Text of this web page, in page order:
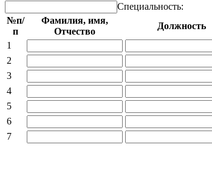
Специальность:
№п/
п
Фамилия, имя,
Отчество
Должность
1
2
3
4
5
6
7